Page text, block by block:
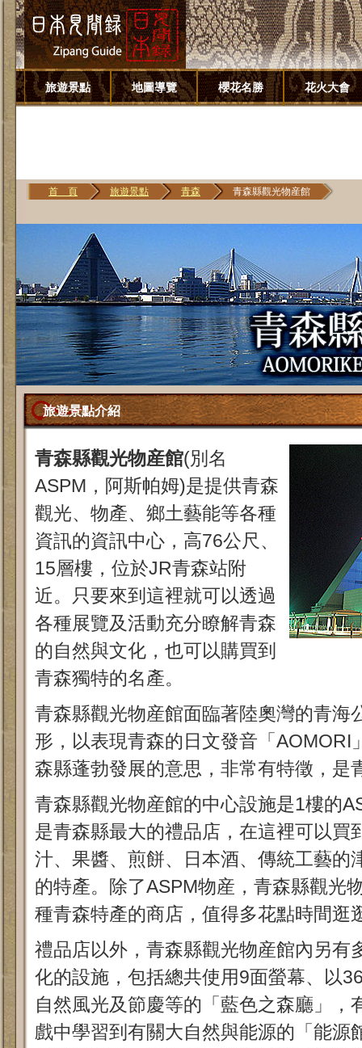
旅遊景點 地圖導覽 櫻花名勝 花火大會
首 頁 旅遊景點 青森 青森縣觀光物産館
旅遊景點介紹
青森縣觀光物産館(別名
ASPM，阿斯帕姆)是提供青森
觀光、物產、鄉土藝能等各種
資訊的資訊中心，高76公尺、
15層樓，位於JR青森站附
近。只要來到這裡就可以透過
各種展覽及活動充分瞭解青森
的自然與文化，也可以購買到
青森獨特的名產。
青森縣觀光物産館面臨著陸奧灣的青海
形，以表現青森的日文發音「AOMORI
森縣蓬勃發展的意思，非常有特徵，是
青森縣觀光物産館的中心設施是1樓的
是青森縣最大的禮品店，在這裡可以買
汁、果醬、煎餅、日本酒、傳統工藝的
的特產。除了ASPM物産，青森縣觀光
種青森特產的商店，值得多花點時間逛
禮品店以外，青森縣觀光物産館內另有
化的設施，包括總共使用9面螢幕、以
自然風光及節慶等的「藍色之森廳」，
戲中學習到有關大自然與能源的「能源